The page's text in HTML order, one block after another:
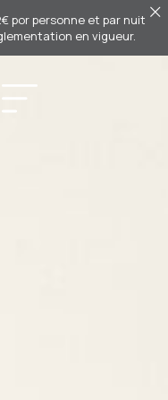
por personne et par nuit
en vigueur.
RÉSERVER